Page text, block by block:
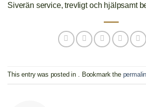
Siverän service, trevligt och hjälpsamt
This entry was posted in . Bookmark the